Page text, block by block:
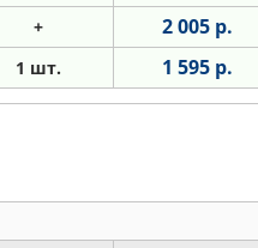
+ 2 005 р.
1 шт. 1 595 р.